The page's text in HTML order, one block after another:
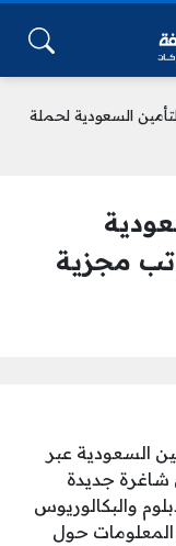
السعودية لحملة
مجزية
السعودية عبر
جديدة
والبكالوريوس
حول